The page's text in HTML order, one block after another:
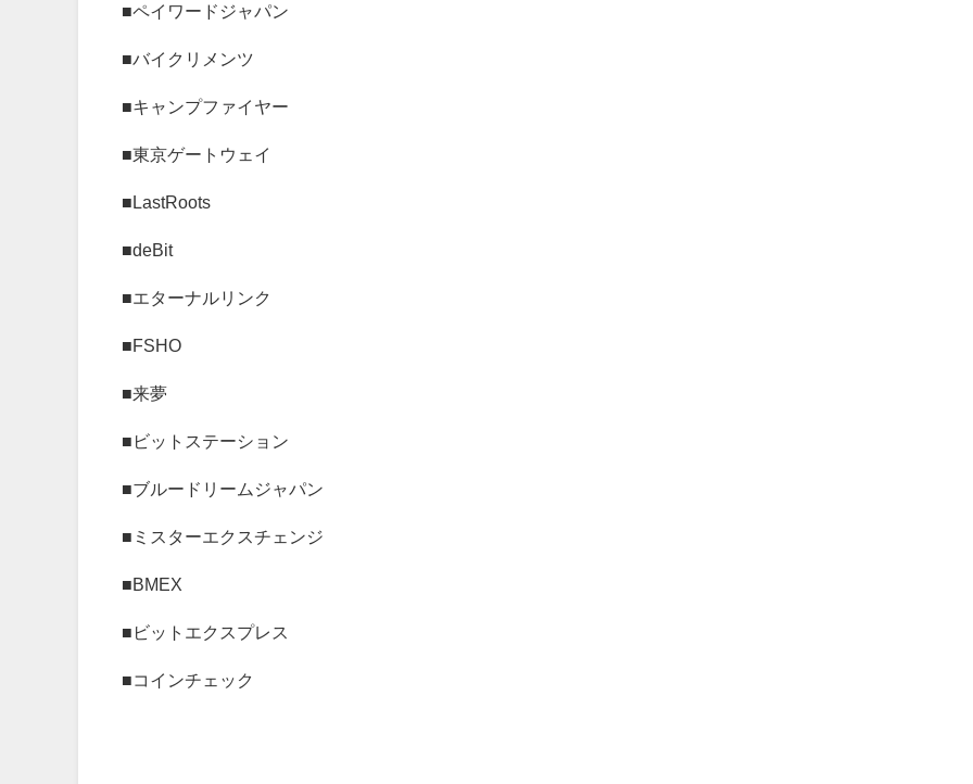
■ペイワードジャパン
■バイクリメンツ
■キャンプファイヤー
■東京ゲートウェイ
■LastRoots
■deBit
■エターナルリンク
■FSHO
■来夢
■ビットステーション
■ブルードリームジャパン
■ミスターエクスチェンジ
■BMEX
■ビットエクスプレス
■コインチェック